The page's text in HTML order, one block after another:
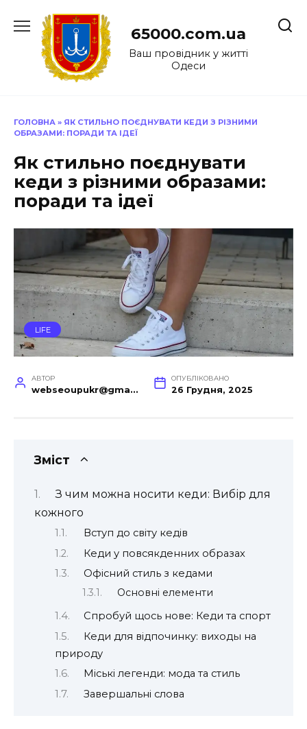
до
65000.com.ua
Ваш провідник у житті
Одеси
ГОЛОВНА » ЯК СТИЛЬНО ПОЄДНУВАТИ КЕДИ З РІЗНИМИ
ОБРАЗАМИ: ПОРАДИ ТА ІДЕЇ
Як стильно поєднувати
кеди з різними образами:
поради та ідеї
LIFE
АВТОР
webseoupukr@gmail.com
ОПУБЛІКОВАНО
26 Грудня, 2025
Зміст
З чим можна носити кеди: Вибір для
кожного
Вступ до світу кедів
Кеди у повсякденних образах
Офісний стиль з кедами
Основні елементи
Спробуй щось нове: Кеди та спорт
Кеди для відпочинку: виходы на
природу
Міські легенди: мода та стиль
Завершальні слова